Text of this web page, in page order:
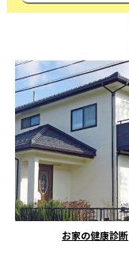
お家の健康診断